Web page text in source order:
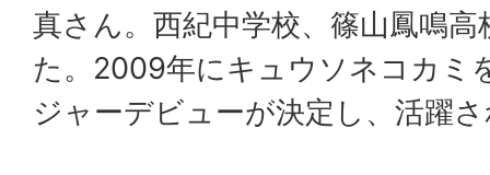
真さん。西紀中学校、篠山鳳鳴
た。2009年にキュウソネコカミ
ジャーデビューが決定し、活躍